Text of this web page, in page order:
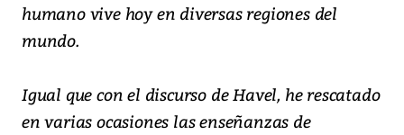
humano vive hoy en diversas regiones del
mundo.
Igual que con el discurso de Havel, he rescatado
en varias ocasiones las enseñanzas de